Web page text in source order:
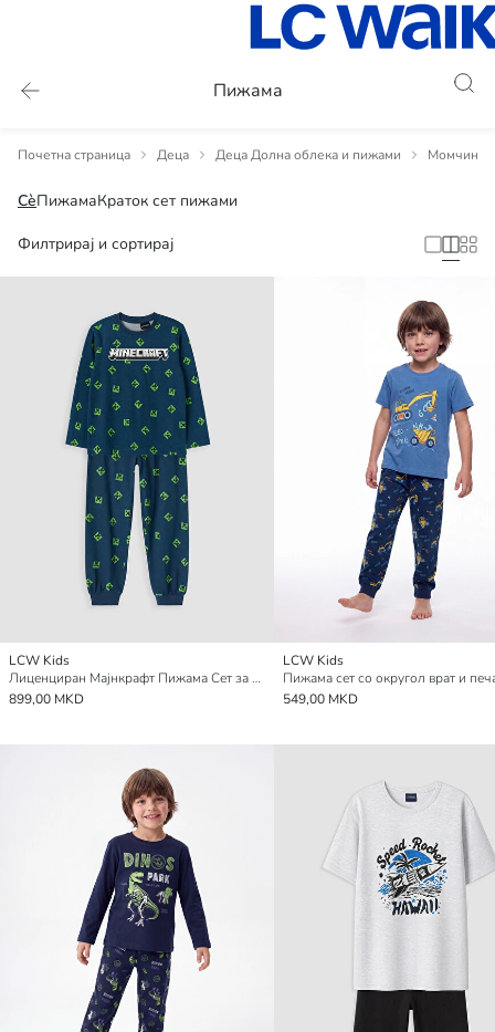
Пижама
Почетна страница Деца Деца Долна облека и пижами Момчиња
СèПижамаКраток сет пижами
Филтрирај и сортирај
LCW Kids
Лиценциран Мајнкрафт Пижама Сет за Момчиња
899,00 MKD
LCW Kids
549,00 MKD